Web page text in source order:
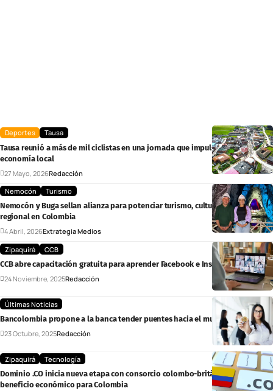
Deportes
Tausa
Tausa reunió a más de mil ciclistas en una jornada que impulsó el turismo y la
economía local
27 Mayo, 2026Redacción
Nemocón
Turismo
Nemocón y Buga sellan alianza para potenciar turismo, cultura y economía
regional en Colombia
4 Abril, 2026Extrategia Medios
Zipaquirá
CCB
CCB abre capacitación gratuita para aprender Facebook e Instagram Business
24 Noviembre, 2025Redacción
Últimas Noticias
Bancolombia propone a la banca tender puentes hacia el mundo cripto
23 Octubre, 2025Redacción
Zipaquirá
Tecnología
Dominio .CO inicia nueva etapa con consorcio colombo-británico y mayor
beneficio económico para Colombia